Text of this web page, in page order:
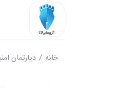
خانه دپارتمان